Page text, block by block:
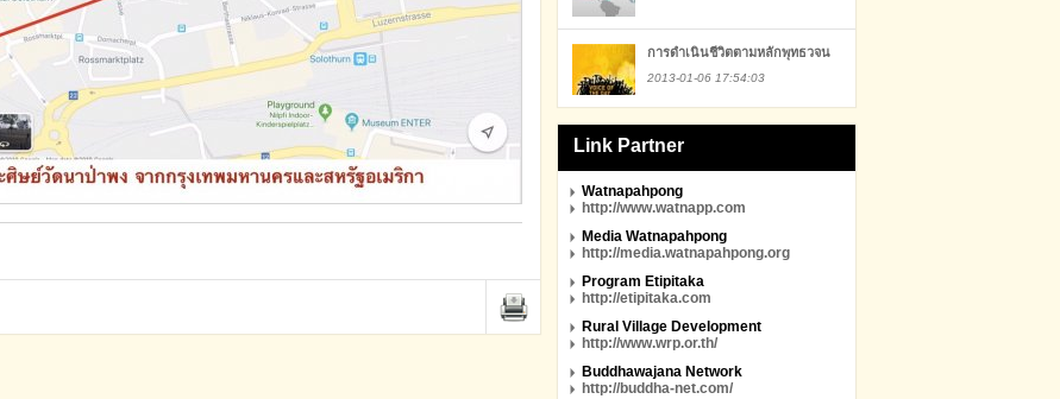
การดำเนินชีวิตตามหลักพุทธวจน
2013-01-06 17:54:03
Link Partner
Watnapahpong
http://www.watnapp.com
Media Watnapahpong
http://media.watnapahpong.org
Program Etipitaka
http://etipitaka.com
Rural Village Development
http://www.wrp.or.th/
Buddhawajana Network
http://buddha-net.com/